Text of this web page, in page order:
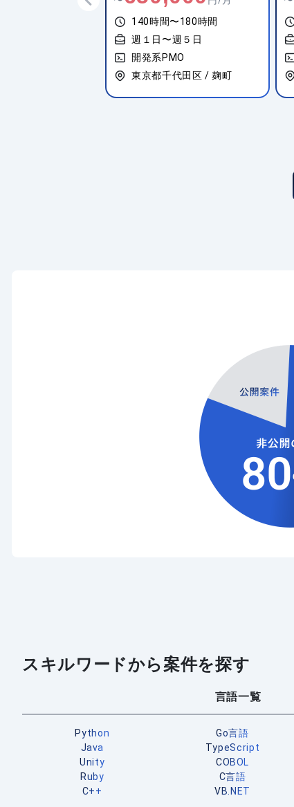
140時間〜180時間
週１日〜週５日
開発系PMO
東京都千代田区 / 麹町
スキルワードから案件を探す
言語一覧
Python Go言語
Java
TypeScript
Unity
COBOL
Ruby
C言語
C++
VB.NET